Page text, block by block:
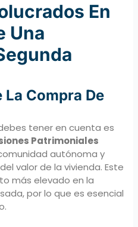
En
Una
La Compra De
tener en cuenta es
Patrimoniales
autónoma y
valor de la vivienda. Este
más elevado en la
por lo que es esencial